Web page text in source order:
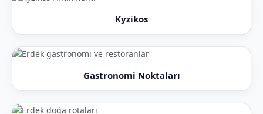
Kyzikos
Gastronomi Noktaları